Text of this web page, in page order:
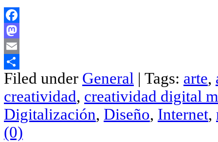
Facebook
Mastodon
Email
Compartir
Filed under General | Tags: arte,
creatividad, creatividad digital
Digitalización, Diseño, Internet,
(0)